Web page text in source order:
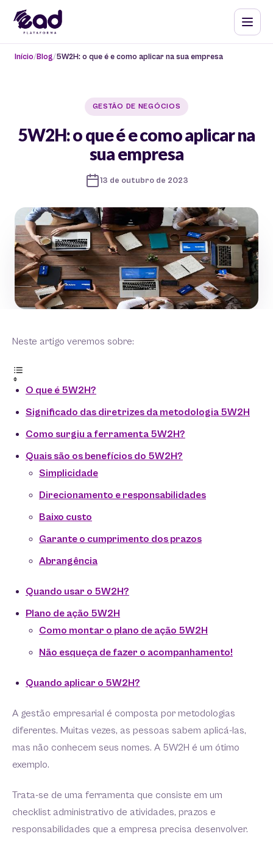
Início Blog 5W2H: o que é e como aplicar na sua empresa
GESTÃO DE NEGÓCIOS
5W2H: o que é e como aplicar na
sua empresa
13 de outubro de 2023
Neste artigo veremos sobre:
O que é 5W2H?
Significado das diretrizes da metodologia 5W2H
Como surgiu a ferramenta 5W2H?
Quais são os benefícios do 5W2H?
Simplicidade
Direcionamento e responsabilidades
Baixo custo
Garante o cumprimento dos prazos
Abrangência
Quando usar o 5W2H?
Plano de ação 5W2H
Como montar o plano de ação 5W2H
Não esqueça de fazer o acompanhamento!
Quando aplicar o 5W2H?
A gestão empresarial é composta por metodologias
diferentes. Muitas vezes, as pessoas sabem aplicá-las,
mas não conhecem seus nomes. A 5W2H é um ótimo
exemplo.
Trata-se de uma ferramenta que consiste em um
checklist administrativo de atividades, prazos e
responsabilidades que a empresa precisa desenvolver.